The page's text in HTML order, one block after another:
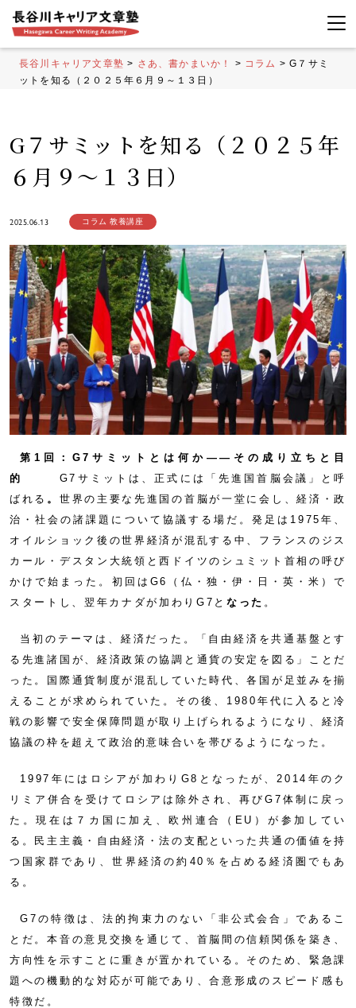
長谷川キャリア文章塾 > さあ、書かまいか！ > コラム >G７サミ
ットを知る（２０２５年６月９～１３日）
G７サミットを知る（２０２５年
６月９～１３日）
2025.06.13 コラム 教養講座
第1回：G7サミットとは何か——その成り立ちと目
的
G7サミットは、正式には「先進国首脳会議」と呼
ばれる 。 世界の主要な先進国の首脳が一堂に会し、経済・政
治・社会の諸課題について協議する場だ。発足は1975年、
オイルショック後の世界経済が混乱する中、フランスのジス
カール・デスタン大統領と西ドイツのシュミット首相の呼び
かけで始まった。初回はG6（仏・独・伊・日・英・米）で
スタートし、翌年カナダが加わりG7と なった 。
当初のテーマは、経済だった。「自由経済を共通基盤とす
る先進諸国が、経済政策の協調と通貨の安定を図る」ことだ
った。国際通貨制度が混乱していた時代、各国が足並みを揃
えることが求められていた。その後、1980年代に入ると冷
戦の影響で安全保障問題が取り上げられるようになり、経済
協議の枠を超えて政治的意味合いを帯びるようになった。
1997年にはロシアが加わりG8となったが、2014年のク
リミア併合を受けてロシアは除外され、再びG7体制に戻っ
た。現在は７カ国に加え、欧州連合（EU）が参加してい
る。民主主義・自由経済・法の支配といった共通の価値を持
つ国家群であり、世界経済の約40％を占める経済圏でもあ
る。
G7の特徴は、法的拘束力のない「非公式会合」であるこ
とだ。本音の意見交換を通じて、首脳間の信頼関係を築き、
方向性を示すことに重きが置かれている。そのため、緊急課
題への機動的な対応が可能であり、合意形成のスピード感も
特徴だ。